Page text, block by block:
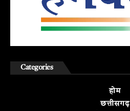
Categories
होम
छत्तीसगढ़